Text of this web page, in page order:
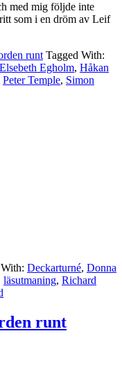
med mig följde inte
som i en dröm av Leif
runt Tagged With:
Elsebeth Egholm, Håkan
Peter Temple, Simon
Deckarturné, Donna
läsutmaning, Richard
runt